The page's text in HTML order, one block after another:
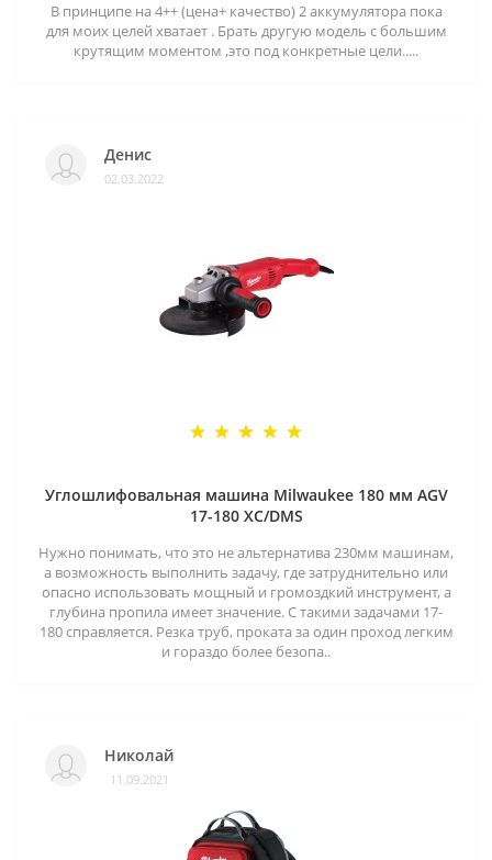
В принципе на 4++ (цена+ качество) 2 аккумулятора пока
для моих целей хватает . Брать другую модель с большим
крутящим моментом ,это под конкретные цели.....
Денис
02.03.2022
Углошлифовальная машина Milwaukee 180 мм AGV
17-180 XC/DMS
Нужно понимать, что это не альтернатива 230мм машинам,
а возможность выполнить задачу, где затруднительно или
опасно использовать мощный и громоздкий инструмент, а
глубина пропила имеет значение. С такими задачами 17-
180 справляется. Резка труб, проката за один проход легким
и гораздо более безопа..
Николай
11.09.2021